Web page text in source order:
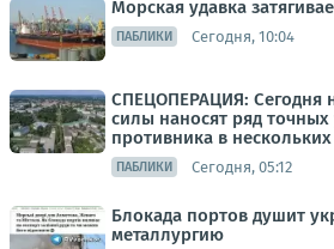
Морская удавка
ПАБЛИКИ Сегодня, 10:04
СПЕЦОПЕРАЦИЯ: Сегодня
силы наносят ряд
противника в
ПАБЛИКИ Сегодня, 05:12
Блокада портов душит
металлургию